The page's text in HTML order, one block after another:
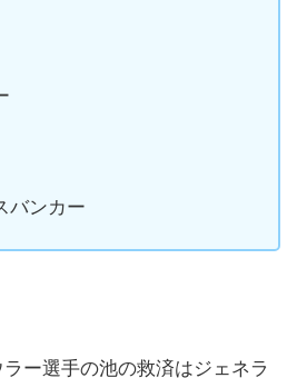
バンカー
ラー選手の池の救済はジェネラ